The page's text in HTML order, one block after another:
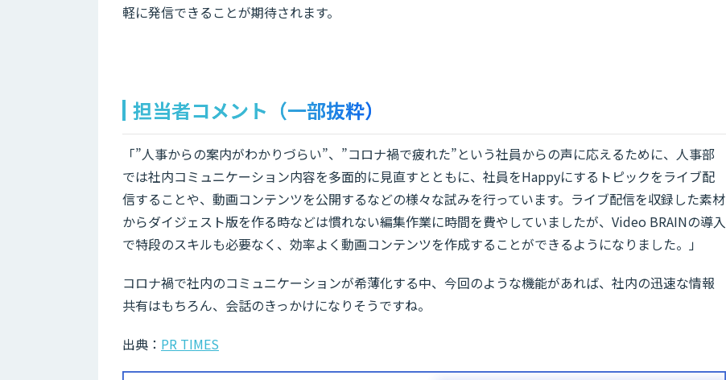
軽に発信できることが期待されます。
担当者コメント（一部抜粋）
「”人事からの案内がわかりづらい”、”コロナ禍で疲れた”という社員からの声に応えるために、人事部
では社内コミュニケーション内容を多面的に見直すとともに、社員をHappyにするトピックをライブ配
信することや、動画コンテンツを公開するなどの様々な試みを行っています。ライブ配信を収録した素材
からダイジェスト版を作る時などは慣れない編集作業に時間を費やしていましたが、Video BRAINの導入
で特段のスキルも必要なく、効率よく動画コンテンツを作成することができるようになりました。」
コロナ禍で社内のコミュニケーションが希薄化する中、今回のような機能があれば、社内の迅速な情報
共有はもちろん、会話のきっかけになりそうですね。
出典： PR TIMES